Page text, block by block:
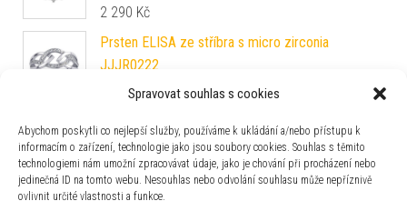
Spravovat souhlas s cookies
Abychom poskytli co nejlepší služby, používáme k ukládání a/nebo přístupu k
informacím o zařízení, technologie jako jsou soubory cookies. Souhlas s těmito
technologiemi nám umožní zpracovávat údaje, jako je chování při procházení nebo
jedinečná ID na tomto webu. Nesouhlas nebo odvolání souhlasu může nepříznivě
ovlivnit určité vlastnosti a funkce.
2 290 Kč
Prsten ELISA ze stříbra s micro zirconia
JJJR0222
1 947Kč
FNNNX41RGY
5 990 Kč
Snubní prsten VIENNE z chirurgické oceli pro